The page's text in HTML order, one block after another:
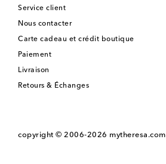
Service client
Nous contacter
Carte cadeau et crédit boutique
Paiement
Livraison
Retours & Échanges
copyright © 2006-2026 mytheresa.com